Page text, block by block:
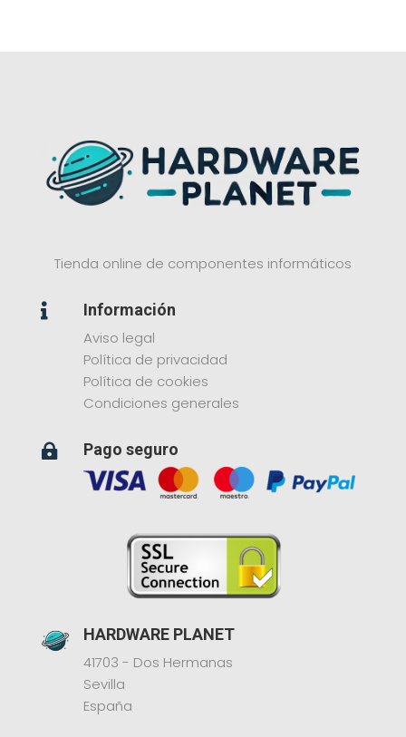
Tienda online de componentes informáticos

Información
Aviso legal
Política de privacidad
Política de cookies
Condiciones generales
 Pago seguro
HARDWARE PLANET
41703 - Dos Hermanas
Sevilla
España